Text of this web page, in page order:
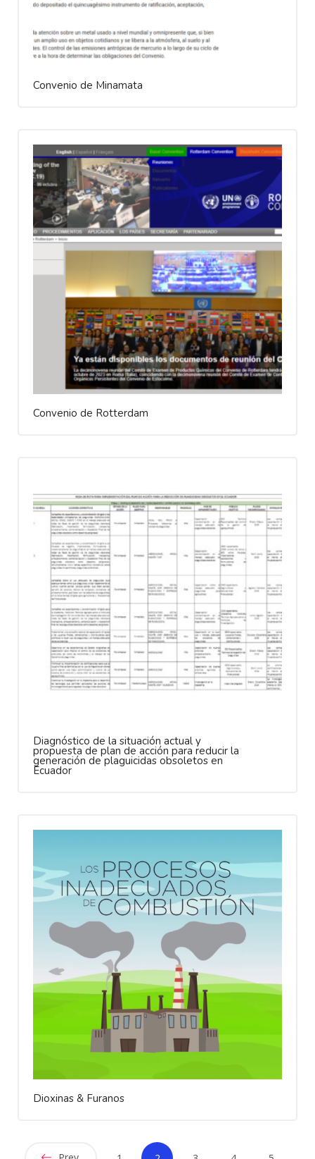
Convenio de Minamata
Convenio de Rotterdam
Diagnóstico de la situación actual y
propuesta de plan de acción para reducir la
generación de plaguicidas obsoletos en
Ecuador
Dioxinas & Furanos